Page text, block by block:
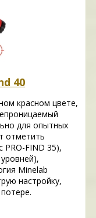
40
красном цвете,
для опытных
отметить
PRO-FIND 35),
Minelab
настройку,